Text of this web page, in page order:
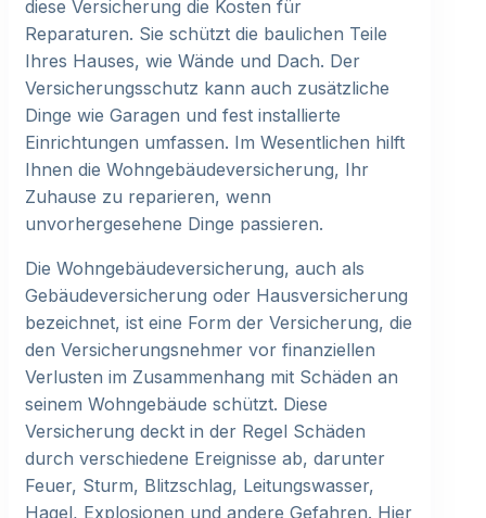
diese Versicherung die Kosten für
Reparaturen. Sie schützt die baulichen Teile
Ihres Hauses, wie Wände und Dach. Der
Versicherungsschutz kann auch zusätzliche
Dinge wie Garagen und fest installierte
Einrichtungen umfassen. Im Wesentlichen hilft
Ihnen die Wohngebäudeversicherung, Ihr
Zuhause zu reparieren, wenn
unvorhergesehene Dinge passieren.
Die Wohngebäudeversicherung, auch als
Gebäudeversicherung oder Hausversicherung
bezeichnet, ist eine Form der Versicherung, die
den Versicherungsnehmer vor finanziellen
Verlusten im Zusammenhang mit Schäden an
seinem Wohngebäude schützt. Diese
Versicherung deckt in der Regel Schäden
durch verschiedene Ereignisse ab, darunter
Feuer, Sturm, Blitzschlag, Leitungswasser,
Hagel, Explosionen und andere Gefahren. Hier